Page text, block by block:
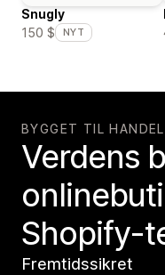
Snugly
150 $
NYT
BYGGET TIL HANDEL
Verdens
Shopify-
Fremtidssikret